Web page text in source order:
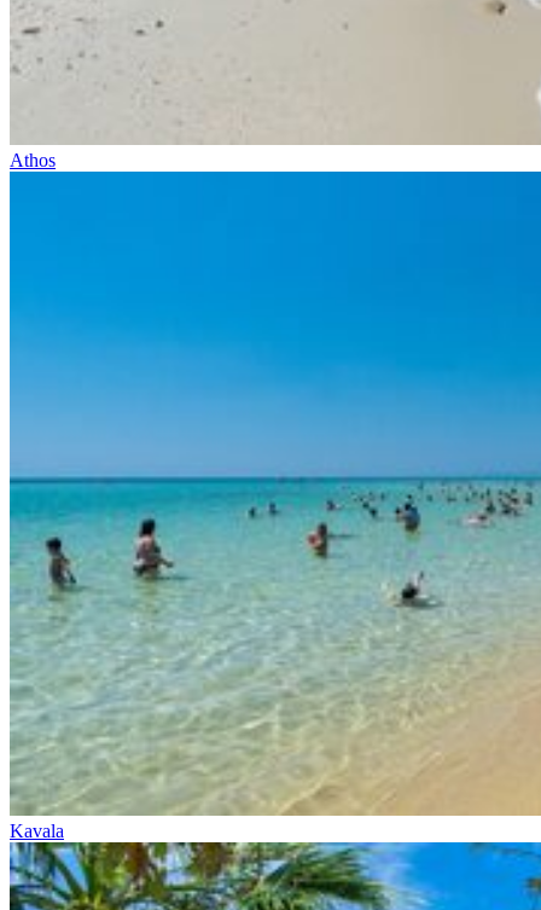
Athos
Kavala